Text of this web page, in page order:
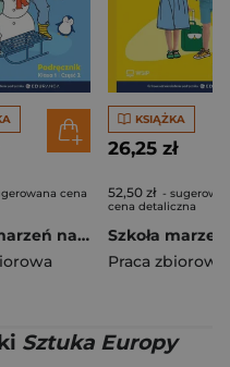
cena
Szkoła marzeń na TAK SP 1 podr. cz.2
KSIĄŻKA
26,25 zł
52,50 zł -
cena detaliczna
Praca zbiorowa
Sztuka Europy